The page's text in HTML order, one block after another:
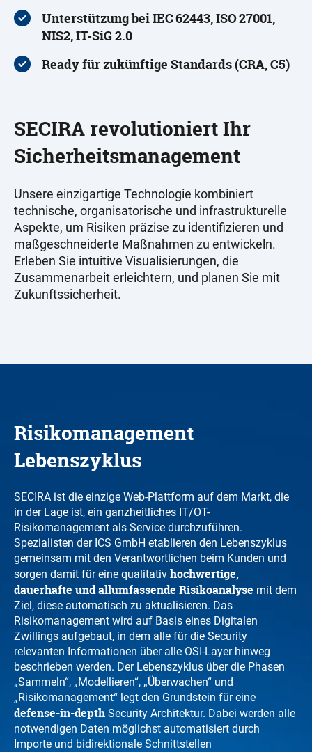
Unterstützung bei IEC 62443, ISO 27001,
NIS2, IT-SiG 2.0
Ready für zukünftige Standards (CRA, C5)
SECIRA revolutioniert Ihr
Sicherheitsmanagement
Unsere einzigartige Technologie kombiniert
technische, organisatorische und infrastrukturelle
Aspekte, um Risiken präzise zu identifizieren und
maßgeschneiderte Maßnahmen zu entwickeln.
Erleben Sie intuitive Visualisierungen, die
Zusammenarbeit erleichtern, und planen Sie mit
Zukunftssicherheit.
Risikomanagement
Lebenszyklus
SECIRA ist die einzige Web-Plattform auf dem Markt, die
in der Lage ist, ein ganzheitliches IT/OT-
Risikomanagement als Service durchzuführen.
Spezialisten der ICS GmbH etablieren den Lebenszyklus
gemeinsam mit den Verantwortlichen beim Kunden und
sorgen damit für eine qualitativ hochwertige,
dauerhafte und allumfassende Risikoanalyse mit dem
Ziel, diese automatisch zu aktualisieren. Das
Risikomanagement wird auf Basis eines Digitalen
Zwillings aufgebaut, in dem alle für die Security
relevanten Informationen über alle OSI-Layer hinweg
beschrieben werden. Der Lebenszyklus über die Phasen
„Sammeln“, „Modellieren“, „Überwachen“ und
„Risikomanagement“ legt den Grundstein für eine
defense-in-depth Security Architektur. Dabei werden alle
notwendigen Daten möglichst automatisiert durch
Importe und bidirektionale Schnittstellen